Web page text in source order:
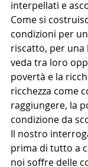
interpellati e
Come si
condizioni per
riscatto, per una
veda tra loro
povertà e la
ricchezza come
raggiungere, la
condizione da
Il nostro
prima di tutto a
noi soffre delle